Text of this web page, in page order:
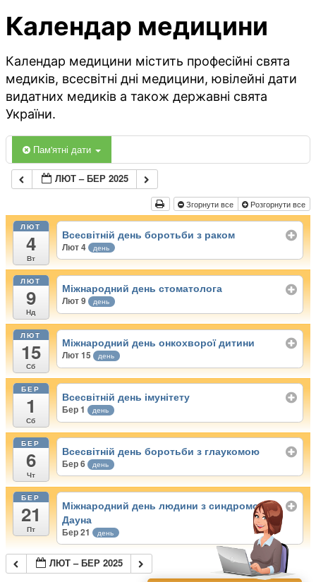
Календар медицини
Календар медицини містить професійні свята
медиків, всесвітні дні медицини, ювілейні дати
видатних медиків а також державні свята
України.
Пам'ятні дати
ЛЮТ – БЕР 2025
Згорнути все Розгорнути все
ЛЮТ
4
Вт
Всесвітній день боротьби з раком
Лют 4 день
ЛЮТ
9
Нд
Міжнародний день стоматолога
Лют 9 день
ЛЮТ
15
Сб
Міжнародний день онкохворої дитини
Лют 15 день
БЕР
1
Сб
Всесвітній день імунітету
Бер 1 день
БЕР
6
Чт
Всесвітній день боротьби з глаукомою
Бер 6 день
БЕР
21
Пт
Міжнародний день людини з синдромом
Дауна
Бер 21 день
ЛЮТ – БЕР 2025